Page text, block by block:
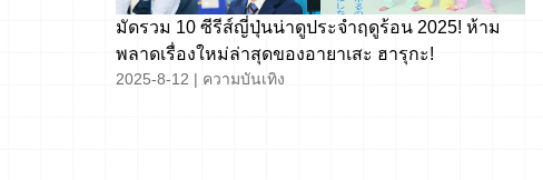
มัดรวม 10 ซีรีส์ญี่ปุ่นน่าดูประจำฤดูร้อน 2025! ห้าม
พลาดเรื่องใหม่ล่าสุดของอายาเสะ ฮารุกะ!
2025-8-12 | ความบันเทิง